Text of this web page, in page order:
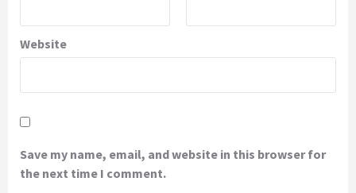
Website
Save my name, email, and website in this browser for
the next time I comment.